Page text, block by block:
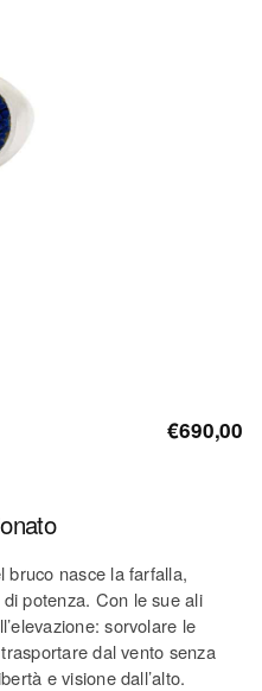
€690,00
bruco nasce la farfalla,
potenza. Con le sue ali
sorvolare le
dal vento senza
e visione dall’alto.